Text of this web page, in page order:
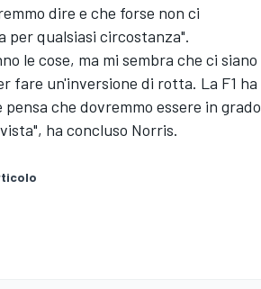
dire e che forse non ci
per qualsiasi circostanza".
le cose, ma mi sembra che ci siano
fare un'inversione di rotta. La F1 ha
che dovremmo essere in grado
ha concluso Norris.